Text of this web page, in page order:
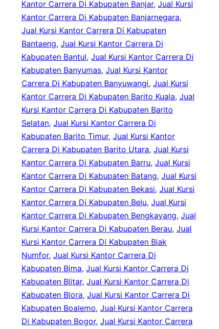
Kantor Carrera Di Kabupaten Banjar, Jual Kursi
Kantor Carrera Di Kabupaten Banjarnegara
Jual Kursi Kantor Carrera Di Kabupaten
Bantaeng, Jual Kursi Kantor Carrera Di
Kabupaten Bantul, Jual Kursi Kantor Carrera Di
Kabupaten Banyumas, Jual Kursi Kantor
Carrera Di Kabupaten Banyuwangi, Jual Kursi
Kantor Carrera Di Kabupaten Barito Kuala, Jual
Kursi Kantor Carrera Di Kabupaten Barito
Selatan, Jual Kursi Kantor Carrera Di
Kabupaten Barito Timur, Jual Kursi Kantor
Carrera Di Kabupaten Barito Utara, Jual Kursi
Kantor Carrera Di Kabupaten Barru, Jual Kursi
Kantor Carrera Di Kabupaten Batang, Jual Kursi
Kantor Carrera Di Kabupaten Bekasi, Jual Kursi
Kantor Carrera Di Kabupaten Belu, Jual Kursi
Kantor Carrera Di Kabupaten Bengkayang, Jual
Kursi Kantor Carrera Di Kabupaten Berau, Jual
Kursi Kantor Carrera Di Kabupaten Biak
Numfor, Jual Kursi Kantor Carrera Di
Kabupaten Bima, Jual Kursi Kantor Carrera Di
Kabupaten Blitar, Jual Kursi Kantor Carrera Di
Kabupaten Blora, Jual Kursi Kantor Carrera Di
Kabupaten Boalemo, Jual Kursi Kantor Carrera
Di Kabupaten Bogor, Jual Kursi Kantor Carrera